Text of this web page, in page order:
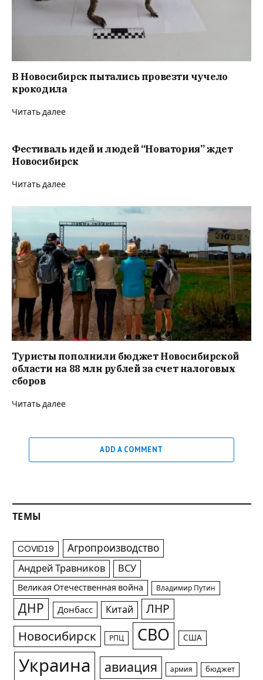
В Новосибирск пытались провезти чучело
крокодила
Читать далее
Фестиваль идей и людей “Новатория” ждет
Новосибирск
Читать далее
Туристы пополнили бюджет Новосибирской
области на 88 млн рублей за счет налоговых
сборов
Читать далее
ADD A COMMENT
ТЕМЫ
COVID19 Агропроизводство
Андрей Травников ВСУ
Великая Отечественная война Владимир Путин
ДНР Донбасс Китай ЛНР
Новосибирск РПЦ СВО США
Украина авиация армия бюджет